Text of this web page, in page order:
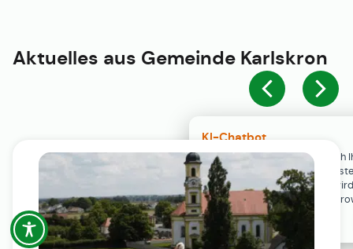
KI-Chatbot
Der KI-Chatbot steht erst nach
Einwilligung in den Cookie-
Verfügung. Der Chat-Verlauf
ausschließlich lokal in Ihrem
gespeichert.
Aktuelles aus Gemeinde Karlskron